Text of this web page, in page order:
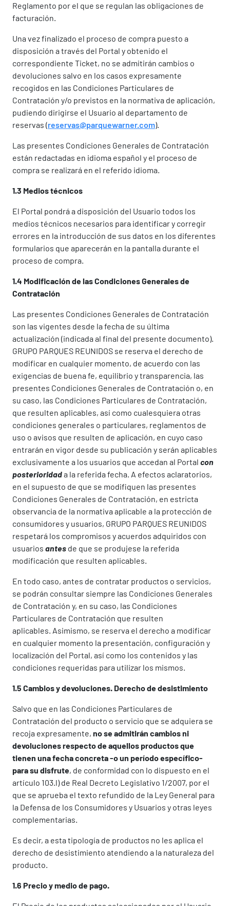
Reglamento por el que se regulan las obligaciones de
facturación.
Una vez finalizado el proceso de compra puesto a
disposición a través del Portal y obtenido el
correspondiente Ticket, no se admitirán cambios o
devoluciones salvo en los casos expresamente
recogidos en las Condiciones Particulares de
Contratación y/o previstos en la normativa de aplicación,
pudiendo dirigirse el Usuario al departamento de
reservas (reservas@parquewarner.com).
Las presentes Condiciones Generales de Contratación
están redactadas en idioma español y el proceso de
compra se realizará en el referido idioma.
1.3 Medios técnicos
El Portal pondrá a disposición del Usuario todos los
medios técnicos necesarios para identificar y corregir
errores en la introducción de sus datos en los diferentes
formularios que aparecerán en la pantalla durante el
proceso de compra.
1.4 Modificación de las Condiciones Generales de
Contratación
Las presentes Condiciones Generales de Contratación
son las vigentes desde la fecha de su última
actualización (indicada al final del presente documento).
GRUPO PARQUES REUNIDOS se reserva el derecho de
modificar en cualquier momento, de acuerdo con las
exigencias de buena fe, equilibrio y transparencia, las
presentes Condiciones Generales de Contratación o, en
su caso, las Condiciones Particulares de Contratación,
que resulten aplicables, así como cualesquiera otras
condiciones generales o particulares, reglamentos de
uso o avisos que resulten de aplicación, en cuyo caso
entrarán en vigor desde su publicación y serán aplicables
exclusivamente a los usuarios que accedan al Portal con
posterioridada la referida fecha. A efectos aclaratorios,
en el supuesto de que se modifiquen las presentes
Condiciones Generales de Contratación, en estricta
observancia de la normativa aplicable a la protección de
consumidores y usuarios, GRUPO PARQUES REUNIDOS
respetará los compromisos y acuerdos adquiridos con
usuarios antes de que se produjese la referida
modificación que resulten aplicables.
En todo caso, antes de contratar productos o servicios,
se podrán consultar siempre las Condiciones Generales
de Contratación y, en su caso, las Condiciones
Particulares de Contratación que resulten
aplicables. Asimismo, se reserva el derecho a modificar
en cualquier momento la presentación, configuración y
localización del Portal, así como los contenidos y las
condiciones requeridas para utilizar los mismos.
1.5 Cambios y devoluciones. Derecho de desistimiento
Salvo que en las Condiciones Particulares de
Contratación del producto o servicio que se adquiera se
recoja expresamente, no se admitirán cambios ni
devoluciones respecto de aquellos productos que
tienen una fecha concreta -o un período específico-
para su disfrute, de conformidad con lo dispuesto en el
artículo 103.l) de Real Decreto Legislativo 1/2007, por el
que se aprueba el texto refundido de la Ley General para
la Defensa de los Consumidores y Usuarios y otras leyes
complementarias.
Es decir, a esta tipología de productos no les aplica el
derecho de desistimiento atendiendo a la naturaleza del
producto.
1.6 Precio y medio de pago.